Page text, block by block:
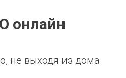
онлайн
не выходя из дома